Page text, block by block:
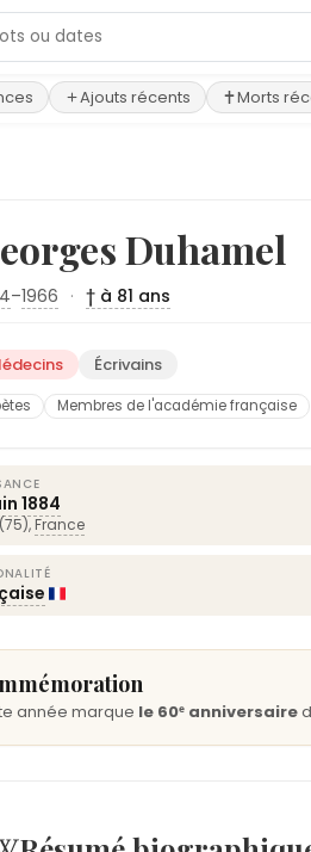
Ajouts récents Morts
Duhamel
–1966 · † à 81 ans
Écrivains
Membres de l'académie française
1884
(75), France
année marque le 60ᵉ anniversaire